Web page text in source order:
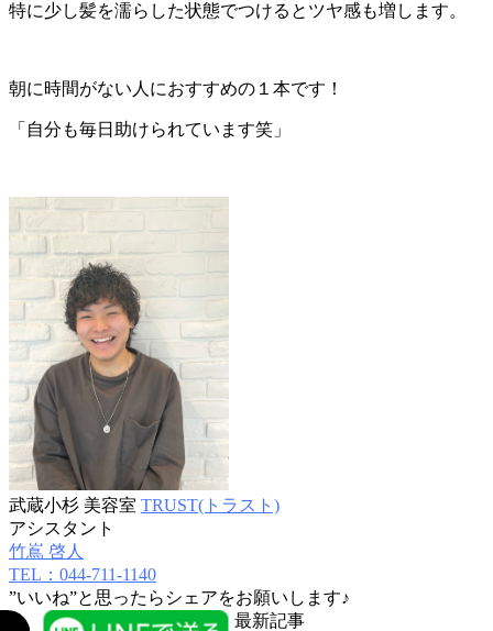
特に少し髪を濡らした状態でつけるとツヤ感も増します。
朝に時間がない人におすすめの１本です！
「自分も毎日助けられています笑」
武蔵小杉 美容室 TRUST(トラスト)
アシスタント
竹嶌 啓人
TEL：044-711-1140
”いいね”と思ったらシェアをお願いします♪
最新記事